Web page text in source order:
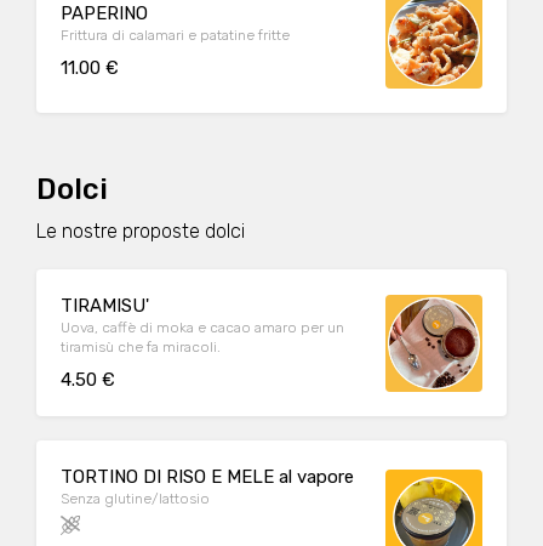
PAPERINO
Frittura di calamari e patatine fritte
11.00 €
Dolci
Le nostre proposte dolci
TIRAMISU'
Uova, caffè di moka e cacao amaro per un
tiramisù che fa miracoli.
4.50 €
TORTINO DI RISO E MELE al vapore
Senza glutine/lattosio